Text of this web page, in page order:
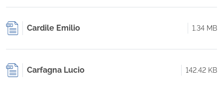
Cardile Emilio 1.34 MB
Carfagna Lucio 142.42 KB